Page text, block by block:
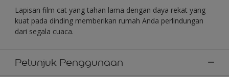
Lapisan film cat yang tahan lama dengan daya rekat yang
kuat pada dinding memberikan rumah Anda perlindungan
dari segala cuaca.
Petunjuk Penggunaan